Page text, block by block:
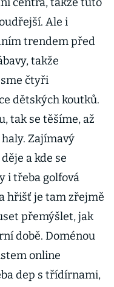
Ale i
trendem před
takže
čtyři
dětských koutků.
tak se těšíme, až
Zajímavý
a kde se
i třeba golfová
hřišť je tam zřejmě
přemýšlet, jak
době. Doménou
online
dep s třídírnami,